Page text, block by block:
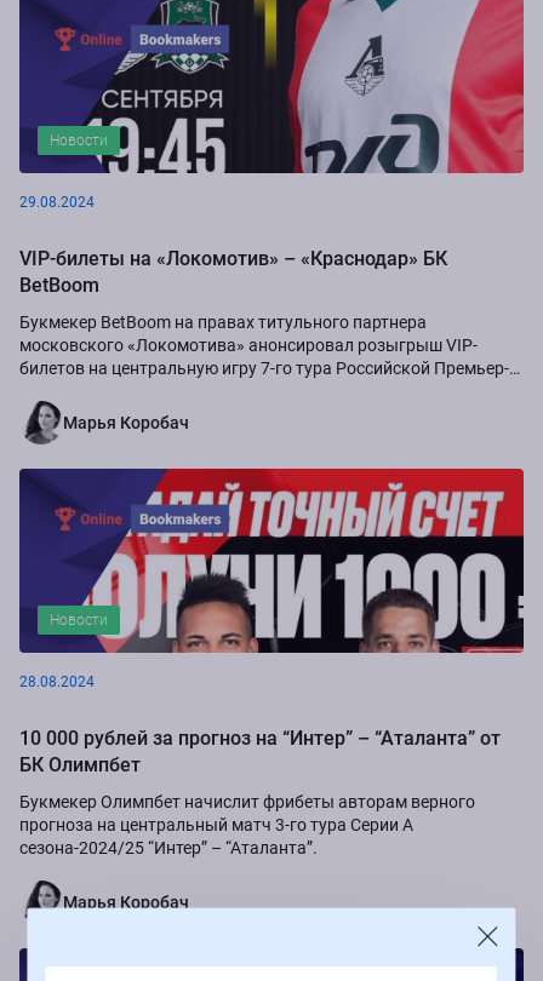
Новости
29.08.2024
VIP-билеты на «Локомотив» – «Краснодар» БК
BetBoom
Букмекер BetBoom на правах титульного партнера
московского «Локомотива» анонсировал розыгрыш VIP-
билетов на центральную игру 7-го тура Российской Премьер-
Марья Коробач
Новости
28.08.2024
10 000 рублей за прогноз на “Интер” – “Аталанта” от
БК Олимпбет
Букмекер Олимпбет начислит фрибеты авторам верного
прогноза на центральный матч 3-го тура Серии А
сезона-2024/25 “Интер” – “Аталанта”.
Марья Коробач